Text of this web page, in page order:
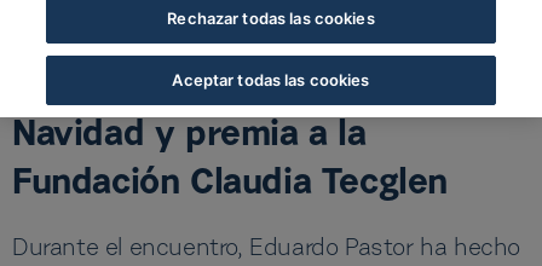
La Fundación Cofares celebra
su XXX Concierto Benéfico de
Navidad y premia a la
Fundación Claudia Tecglen
Durante el encuentro, Eduardo Pastor ha hecho
Rechazar todas las cookies
Aceptar todas las cookies